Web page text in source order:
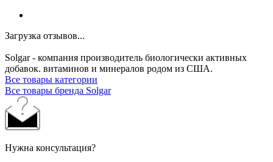
Загрузка отзывов...
Solgar - компания производитель биологически активных
добавок. витаминов и минералов родом из США.
Все товары категории
Все товары бренда Solgar
Нужна консультация?